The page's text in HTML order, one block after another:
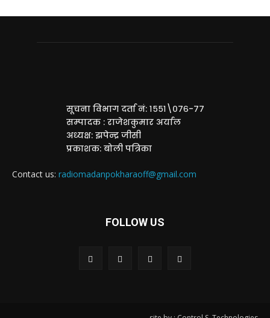
सूचना विभाग दर्ता नं: १५५१\०७६-७७
सम्पादक : राजेशकुमार अर्याल
अध्यक्ष: झपेन्द्र जीसी
प्रकाशक: बोली पत्रिका
Contact us: radiomadanpokharaoff@gmail.com
FOLLOW US